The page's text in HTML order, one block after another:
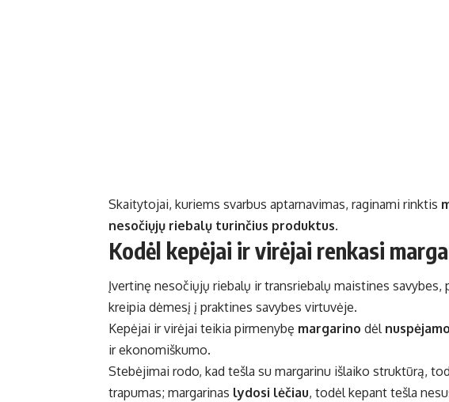
Skaitytojai, kuriems svarbus aptarnavimas, raginami rinktis
nesočiųjų riebalų turinčius produktus.
Kodėl kepėjai ir virėjai renkasi
Įvertinę nesočiųjų riebalų ir transriebalų maistines savybes,
kreipia dėmesį į praktines savybes virtuvėje.
Kepėjai ir virėjai teikia pirmenybę margarino dėl
ir ekonomiškumo.
Stebėjimai rodo, kad tešla su margarinu išlaiko struktūrą,
trapumas; margarinas lydosi lėčiau, todėl kepant tešla